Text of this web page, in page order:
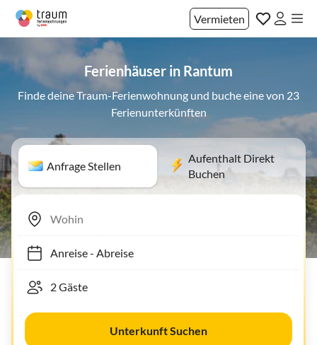
Vermieten
Ferienhäuser in Rantum
Finde deine Traum-Ferienwohnung und buche eine von 23
Ferienunterkünften
Anfrage Stellen
Aufenthalt Direkt
Buchen
Anreise- Abreise
Unterkunft Suchen